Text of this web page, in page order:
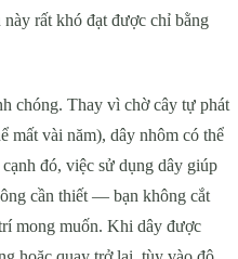
rất khó đạt được chỉ bằng
chóng. Thay vì chờ cây tự phát
mất vài năm), dây nhôm có thể
đó, việc sử dụng dây giúp
cần thiết — bạn không cắt
mong muốn. Khi dây được